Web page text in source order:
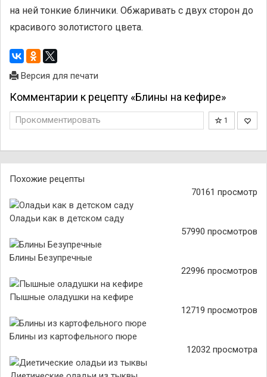
на ней тонкие блинчики. Обжаривать с двух сторон до
красивого золотистого цвета.
Версия для печати
Комментарии к рецепту «Блины на кефире»
1
Прокомментировать
Похожие рецепты
70161 просмотр
Оладьи как в детском саду
57990 просмотров
Блины Безупречные
22996 просмотров
Пышные оладушки на кефире
12719 просмотров
Блины из картофельного пюре
12032 просмотра